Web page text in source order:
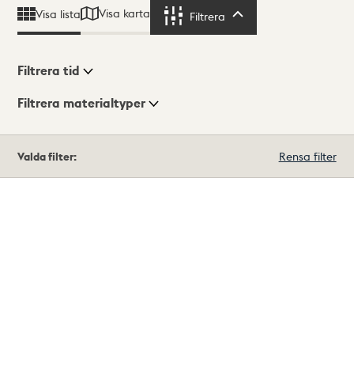
Visa lista Visa karta Filtrera
Visningsläge
Filtrera tid
Filtrera materialtyper
träffar
Valda filter: Rensa filter